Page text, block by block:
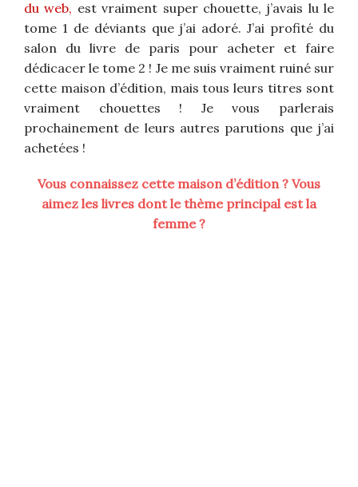
du web, est vraiment super chouette, j’avais lu le
tome 1 de déviants que j’ai adoré. J’ai profité du
salon du livre de paris pour acheter et faire
dédicacer le tome 2 ! Je me suis vraiment ruiné sur
cette maison d’édition, mais tous leurs titres sont
vraiment chouettes ! Je vous parlerais
prochainement de leurs autres parutions que j’ai
achetées !
Vous connaissez cette maison d’édition ? Vous
aimez les livres dont le thème principal est la
femme ?